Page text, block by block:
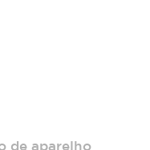
de aparelho